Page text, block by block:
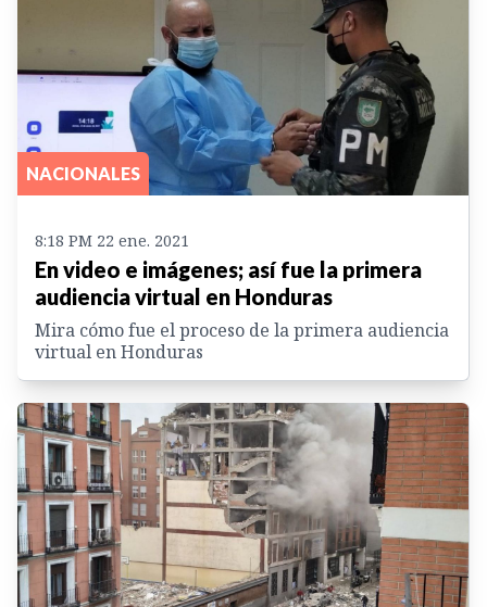
NACIONALES
8:18 PM 22 ene. 2021
En video e imágenes; así fue la primera
audiencia virtual en Honduras
Mira cómo fue el proceso de la primera audiencia
virtual en Honduras